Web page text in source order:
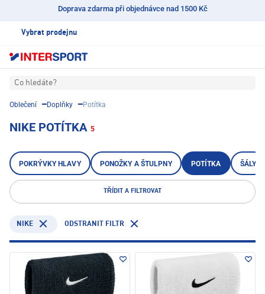
Doprava zdarma při objednávce nad 1500 Kč
Vybrat prodejnu
Co hledáte?
Oblečení Doplňky Potítka
NIKE POTÍTKA 5
POKRÝVKY HLAVY PONOŽKY A ŠTULPNY POTÍTKA ŠÁLY
TŘÍDIT A FILTROVAT
NIKE ODSTRANIT FILTR